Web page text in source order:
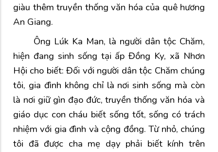
giàu thêm truyền thống văn hóa của quê hương
An Giang.
Ông Lúk Ka Man, là người dân tộc Chăm,
hiện đang sinh sống tại ấp Đồng Ky, xã Nhơn
Hội cho biết: Đối với người dân tộc Chăm chúng
tôi, gia đình không chỉ là nơi sinh sống mà còn
là nơi giữ gìn đạo đức, truyền thống văn hóa và
giáo dục con cháu biết sống tốt, sống có trách
nhiệm với gia đình và cộng đồng. Từ nhỏ, chúng
tôi đã được cha mẹ dạy phải biết kính trên